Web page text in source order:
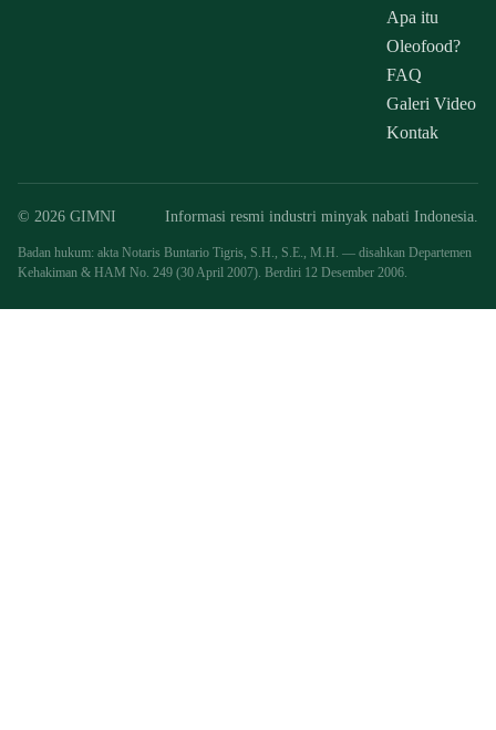
Apa itu
Oleofood?
FAQ
Galeri Video
Kontak
© 2026 GIMNI Informasi resmi industri minyak nabati Indonesia.
Badan hukum: akta Notaris Buntario Tigris, S.H., S.E., M.H. — disahkan Departemen
Kehakiman & HAM No. 249 (30 April 2007). Berdiri 12 Desember 2006.